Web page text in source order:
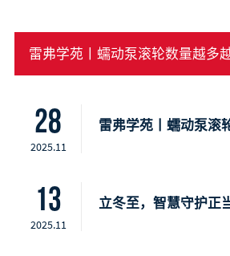
雷弗学苑丨蠕动泵滚轮数量越多
28
2025.11
雷弗学苑丨蠕动泵滚
13
2025.11